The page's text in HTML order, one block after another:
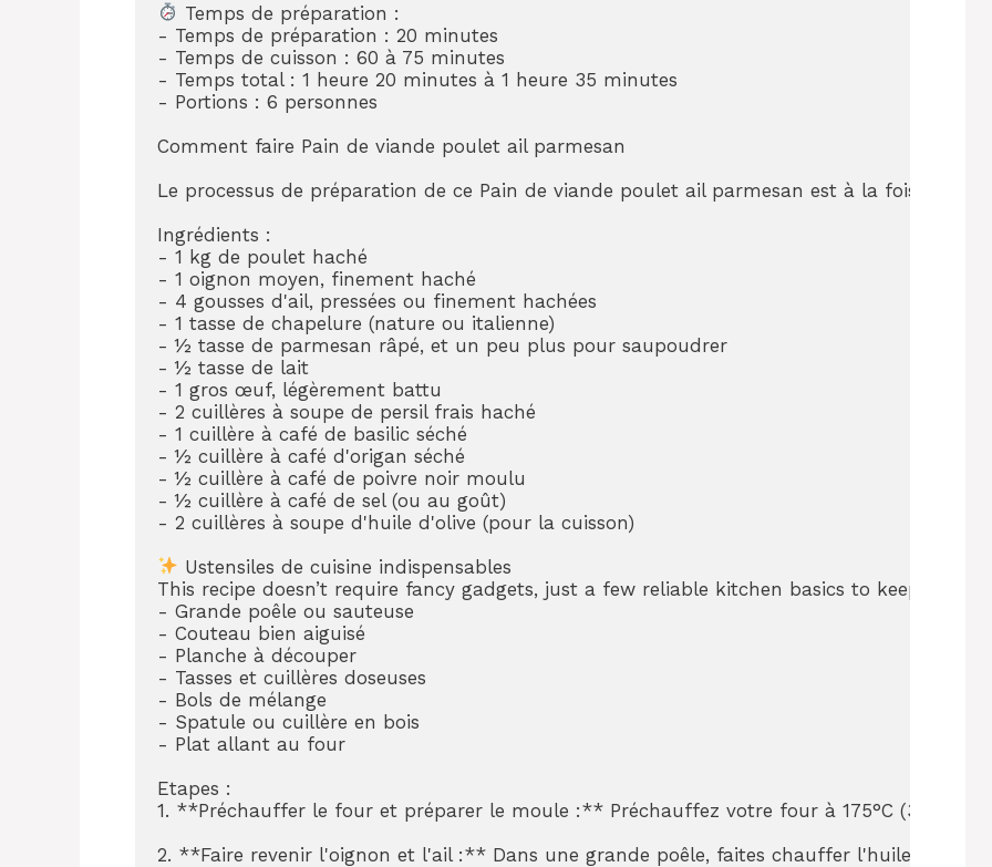
Temps de préparation :
- Temps de préparation : 20 minutes
- Temps de cuisson : 60 à 75 minutes
- Temps total : 1 heure 20 minutes à 1 heure 35 minutes
- Portions : 6 personnes
Comment faire Pain de viande poulet ail parmesan
Le processus de préparation de ce Pain de viande poulet ail parmesan est à la fois
Ingrédients :
- 1 kg de poulet haché
- 1 oignon moyen, finement haché
- 4 gousses d'ail, pressées ou finement hachées
- 1 tasse de chapelure (nature ou italienne)
- ½ tasse de parmesan râpé, et un peu plus pour saupoudrer
- ½ tasse de lait
- 1 gros œuf, légèrement battu
- 2 cuillères à soupe de persil frais haché
- 1 cuillère à café de basilic séché
- ½ cuillère à café d'origan séché
- ½ cuillère à café de poivre noir moulu
- ½ cuillère à café de sel (ou au goût)
- 2 cuillères à soupe d'huile d'olive (pour la cuisson)
Ustensiles de cuisine indispensables
This recipe doesn’t require fancy gadgets, just a few reliable kitchen basics to keep
- Grande poêle ou sauteuse
- Couteau bien aiguisé
- Planche à découper
- Tasses et cuillères doseuses
- Bols de mélange
- Spatule ou cuillère en bois
- Plat allant au four
Etapes :
1. **Préchauffer le four et préparer le moule :** Préchauffez votre four à 175°C (350°F).
2. **Faire revenir l'oignon et l'ail :** Dans une grande poêle, faites chauffer l'huile